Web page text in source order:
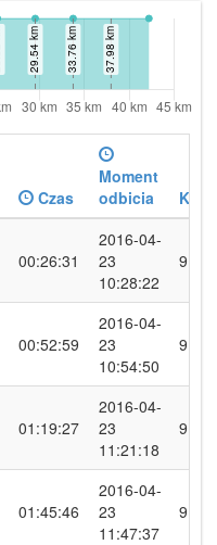
Czas
Moment
odbicia
KM/H
00:26:31
2016-04-
23
10:28:22
9.5
00:52:59
2016-04-
23
10:54:50
9.6
01:19:27
2016-04-
23
11:21:18
9.6
01:45:46
2016-04-
23
11:47:37
9.6